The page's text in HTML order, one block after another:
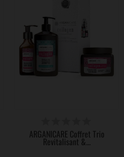
ARGANICARE Coffret Trio
Revitalisant &...